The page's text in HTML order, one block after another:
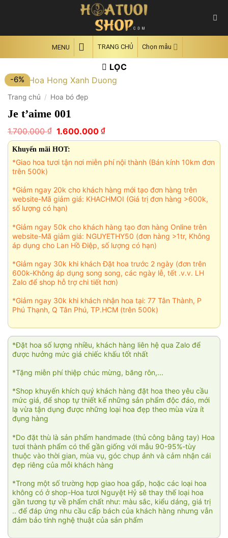
MENU TRANG CHỦ Chọn mẫu
LỌC
-6%
Trang chủ / Hoa bó đẹp
Je t’aime 001
1.700.000₫ Giá
gốc
là:
1.700.000 ₫.
1.600.000 ₫Giá
hiện
1.600.000 ₫.
Khuyến mãi HOT:
*Giao hoa tươi tận nơi miễn phí nội thành (Bán kính 10km đơn
trên 500k)
*Giảm ngay 20k cho khách hàng mới tạo đơn hàng trên
website-Mã giảm giá: KHACHMOI (Giá trị đơn hàng >600k,
số lượng có hạn)
*Giảm ngay 50k cho khách hàng tạo đơn hàng Online trên
website-Mã giảm giá: NGUYETHY50 (đơn hàng >1tr, Không
áp dụng cho Lan Hồ Điệp, số lượng có hạn)
*Giảm ngay 30k khi khách Đặt hoa trước 2 ngày (đơn trên
600k-Không áp dụng song song, các ngày lễ, tết .v.v. LH
Zalo để shop hỗ trợ chi tiết hơn)
*Giảm ngay 30k khi khách nhận hoa tại: 77 Tân Thành, P
Phú Thạnh, Q Tân Phú, TP.HCM (trên 500k)
*Đặt hoa số lượng nhiều, khách hàng liên hệ qua Zalo để
được hưởng mức giá chiếc khấu tốt nhất
*Tặng miễn phí thiệp chúc mừng, băng rôn,...
*Shop khuyến khích quý khách hàng đặt hoa theo yêu cầu
mức giá, để shop tự thiết kế những sản phẩm độc đáo, mới
lạ vừa tận dụng được những loại hoa đẹp theo mùa vừa ít
đụng hàng
*Do đặt thù là sản phẩm handmade (thủ công bằng tay) Hoa
tươi thành phẩm có thể gần giống với mẫu 90-95%-tùy
thuộc vào thời gian, mùa vụ, góc chụp ảnh và cảm nhận cái
đẹp riêng của mỗi khách hàng
*Trong một số trường hợp giao hoa gấp, hoặc các loại hoa
không có ở shop-Hoa tươi Nguyệt Hỷ sẽ thay thế loại hoa
gần tương tự về phẩm chất như: màu sắc, kiểu dáng, giá trị
.. để đáp ứng nhu cầu cấp bách của khách hàng nhưng vẫn
đảm bảo tính nghệ thuật của sản phẩm